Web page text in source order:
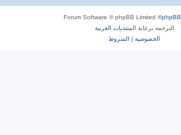
phpBB
® Forum Software © phpBB Limited
الترجمة برعاية المنتديات العربية
الخصوصية | الشروط